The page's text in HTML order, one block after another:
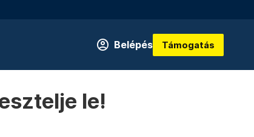
Belépés Támogatás
le!